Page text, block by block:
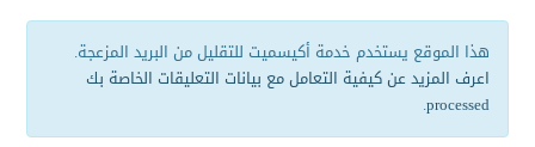
هذا الموقع يستخدم خدمة أكيسميت للتقليل من البريد المزعجة.
اعرف المزيد عن كيفية التعامل مع بيانات التعليقات الخاصة بك
processed
.